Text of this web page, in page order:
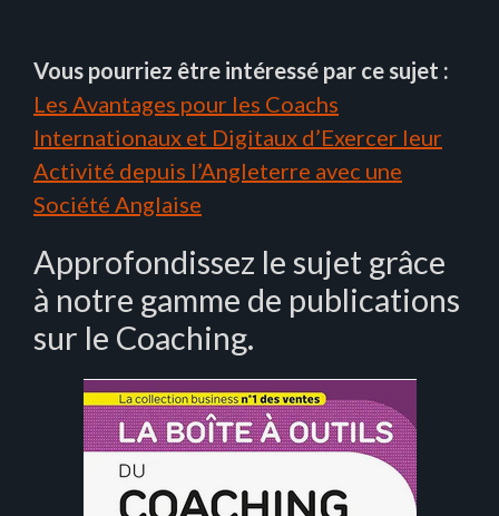
Vous pourriez être intéressé par ce sujet :
Les Avantages pour les Coachs
Internationaux et Digitaux d’Exercer leur
Activité depuis l’Angleterre avec une
Société Anglaise
Approfondissez le sujet grâce
à notre gamme de publications
sur le Coaching.